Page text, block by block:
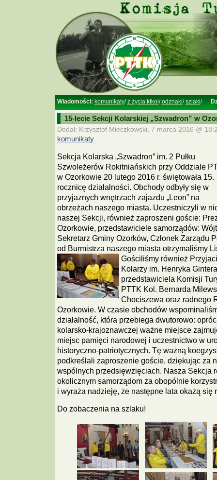
Wiadomości: komunikaty/z życia ktkol /odznaki/szlaki/
15-lecie Sekcji Kolarskiej „Szwadron” w
Dodał: Krzysztof Mieczkowski, 7 marca 2016 @
komunikaty
Sekcja Kolarska „Szwadron” im. 2 Pułku
Szwoleżerów Rokitniańskich przy Oddziale
w Ozorkowie 20 lutego 2016 r. świętowała 15.
rocznicę działalności. Obchody odbyły się w
przyjaznych wnętrzach zajazdu „Leon” na
obrzeżach naszego miasta. Uczestniczyli w
naszej Sekcji, również zaproszeni goście:
Ozorkowie, przedstawiciele samorządów:
Sekretarz Gminy Ozorków, Członek Zarządu
od Burmistrza naszego miasta otrzymaliśmy
Gościliśmy również
Kolarzy im. Henryka
przedstawiciela Komisji
PTTK Kol. Bernarda
Chociszewa oraz radnego
Ozorkowie. W czasie obchodów
działalność, która przebiega dwutorowo:
kolarsko-krajoznawczej ważne miejsce
miejsc pamięci narodowej i uczestnictwo w
historyczno-patriotycznych. Tę ważną
podkreślali zaproszenie goście, dziękując za
wspólnych przedsięwzięciach. Nasza Sekcja
okolicznym samorządom za obopólnie
i wyraża nadzieję, że następne lata okażą się
Do zobaczenia na szlaku!